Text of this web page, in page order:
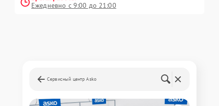
Ежедневно с 9:00 до 21:00
Сервисный центр Asko